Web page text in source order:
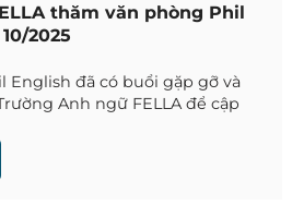
thăm văn phòng Phil
2025
English đã có buổi gặp gỡ và
Anh ngữ FELLA để cập